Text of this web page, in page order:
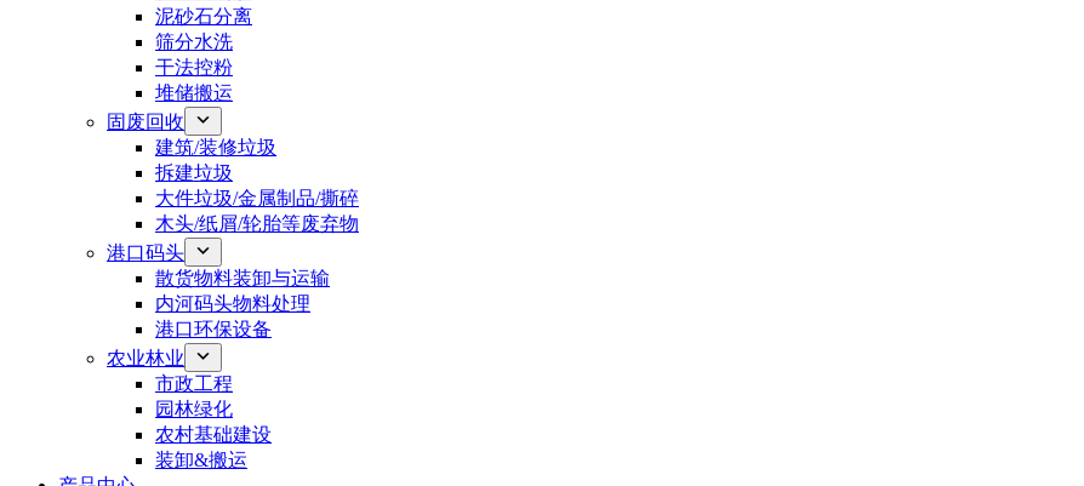
泥砂石分离
筛分水洗
干法控粉
堆储搬运
固废回收
建筑/装修垃圾
拆建垃圾
大件垃圾/金属制品/撕碎
木头/纸屑/轮胎等废弃物
港口码头
散货物料装卸与运输
内河码头物料处理
港口环保设备
农业林业
市政工程
园林绿化
农村基础建设
装卸&搬运